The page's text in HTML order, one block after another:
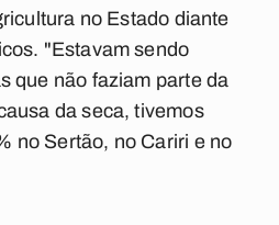
no Estado diante
"Estavam sendo
que não faziam parte da
da seca, tivemos
no Sertão, no Cariri e no